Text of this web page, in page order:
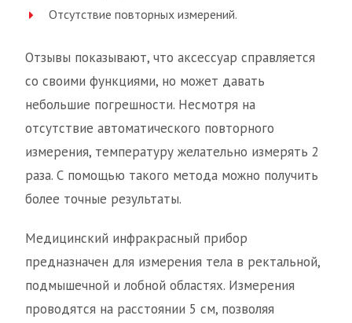
Отсутствие повторных измерений.
Отзывы показывают, что аксессуар справляется
со своими функциями, но может давать
небольшие погрешности. Несмотря на
отсутствие автоматического повторного
измерения, температуру желательно измерять 2
раза. С помощью такого метода можно получить
более точные результаты.
Медицинский инфракрасный прибор
предназначен для измерения тела в ректальной,
подмышечной и лобной областях. Измерения
проводятся на расстоянии 5 см, позволяя